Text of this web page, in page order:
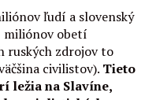
ľudí a slovenský
miliónov obetí
ruských zdrojov to
civilistov). Tieto
ležia na Slavíne,